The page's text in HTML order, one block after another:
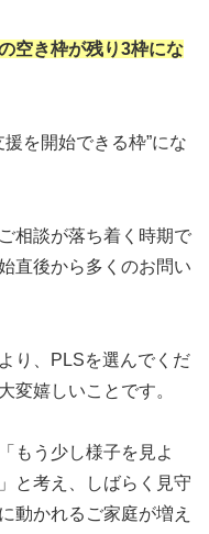
空き枠が残り3枠にな
を開始できる枠”にな
相談が落ち着く時期で
直後から多くのお問い
り、PLSを選んでくだ
変嬉しいことです。
もう少し様子を見よ
と考え、しばらく見守
動かれるご家庭が増え